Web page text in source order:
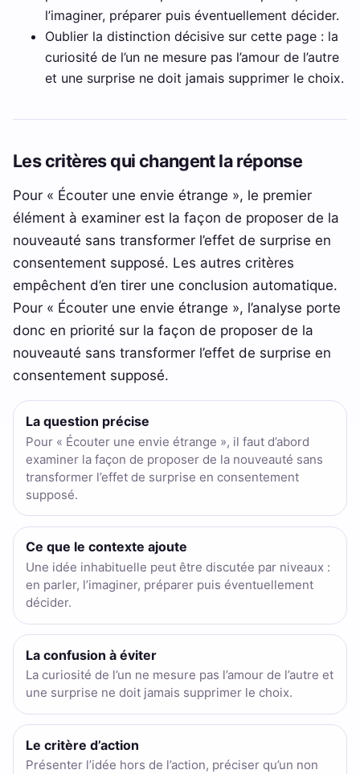
l’imaginer, préparer puis éventuellement décider.
Oublier la distinction décisive sur cette page : la
curiosité de l’un ne mesure pas l’amour de l’autre
et une surprise ne doit jamais supprimer le choix.
Les critères qui changent la réponse
Pour « Écouter une envie étrange », le premier
élément à examiner est la façon de proposer de la
nouveauté sans transformer l’effet de surprise en
consentement supposé. Les autres critères
empêchent d’en tirer une conclusion automatique.
Pour « Écouter une envie étrange », l’analyse porte
donc en priorité sur la façon de proposer de la
nouveauté sans transformer l’effet de surprise en
consentement supposé.
La question précise
Pour « Écouter une envie étrange », il faut d’abord
examiner la façon de proposer de la nouveauté sans
transformer l’effet de surprise en consentement
supposé.
Ce que le contexte ajoute
Une idée inhabituelle peut être discutée par niveaux :
en parler, l’imaginer, préparer puis éventuellement
décider.
La confusion à éviter
La curiosité de l’un ne mesure pas l’amour de l’autre et
une surprise ne doit jamais supprimer le choix.
Le critère d’action
Présenter l’idée hors de l’action, préciser qu’un non